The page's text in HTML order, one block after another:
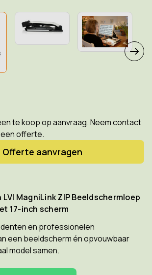
te koop op aanvraag. Neem contact
offerte.
Offerte aanvragen
MagniLink ZIP Beeldschermloep
17-inch scherm
en professionelen
een beeldscherm én opvouwbaar
model samen.